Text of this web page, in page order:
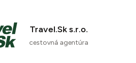
Travel.Sk s.r.o.
cestovná agentúra